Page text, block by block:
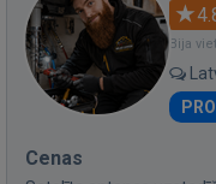
Bija
PRO
Cenas